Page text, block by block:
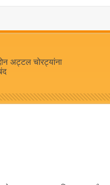
A
ppअट्टल चोरट्यांना